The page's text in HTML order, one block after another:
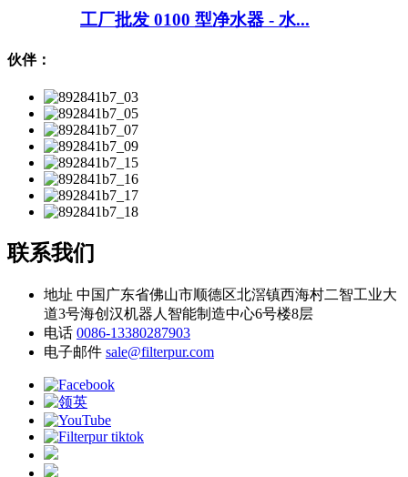
工厂批发 0100 型净水器 - 水...
伙伴：
联系我们
地址 中国广东省佛山市顺德区北滘镇西海村二智工业大
道3号海创汉机器人智能制造中心6号楼8层
电话 0086-13380287903
电子邮件 sale@filterpur.com